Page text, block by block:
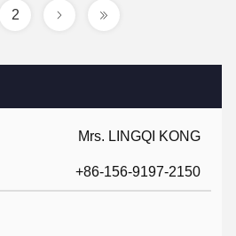
Mrs. LINGQI KONG
+86-156-9197-2150
2